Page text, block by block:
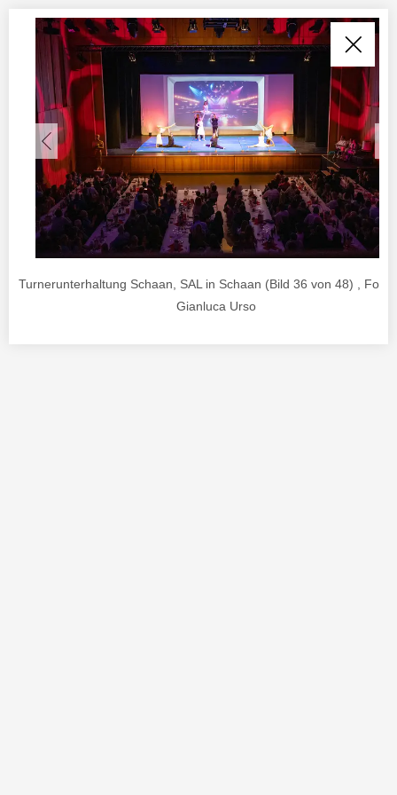
Turnerunterhaltung Schaan, SAL in Schaan (Bild 36 von 48) , Foto
Gianluca Urso